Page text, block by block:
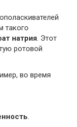
такого
натрия. Этот
ротовой
во время